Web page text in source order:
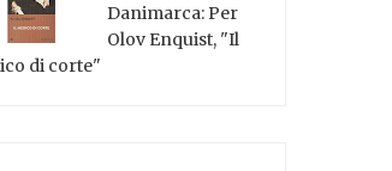
Danimarca: Per
Olov Enquist, "Il
di corte"